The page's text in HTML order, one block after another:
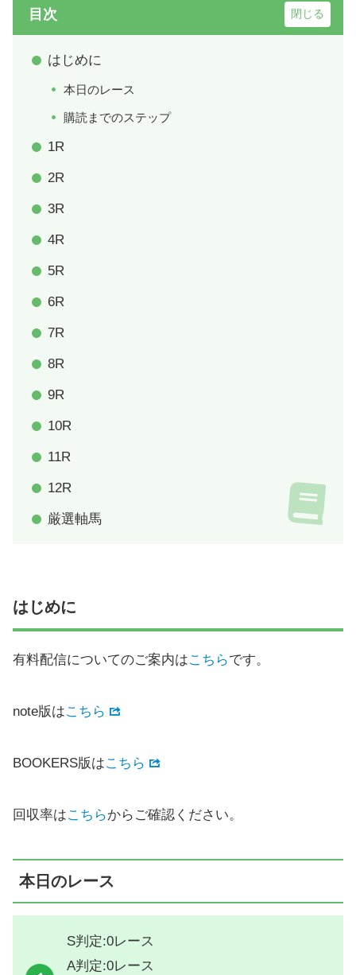
目次
はじめに
本日のレース
購読までのステップ
1R
2R
3R
4R
5R
6R
7R
8R
9R
10R
11R
12R
厳選軸馬
はじめに
有料配信についてのご案内はこちらです。
note版はこちら
BOOKERS版はこちら
回収率はこちらからご確認ください。
本日のレース
S判定:0レース
A判定:0レース